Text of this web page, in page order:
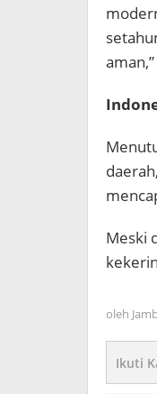
Meski
oleh
Ikuti